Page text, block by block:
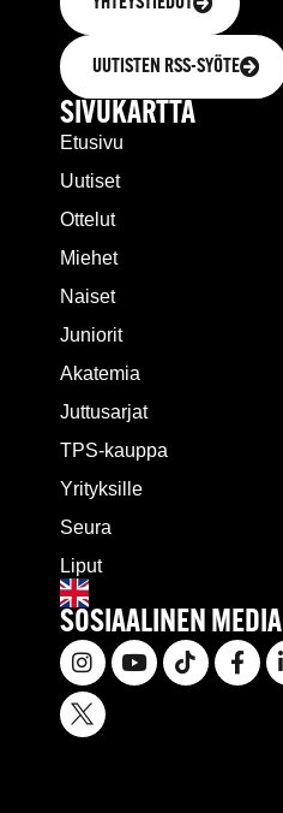
UUTISTEN RSS-SYÖTE
SIVUKARTTA
Etusivu
Uutiset
Ottelut
Miehet
Naiset
Juniorit
Akatemia
Juttusarjat
TPS-kauppa
Yrityksille
Seura
Liput
SOSIAALINEN MEDIA